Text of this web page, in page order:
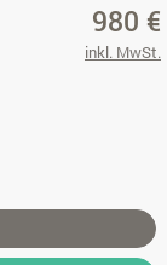
980 €
inkl. MwSt.